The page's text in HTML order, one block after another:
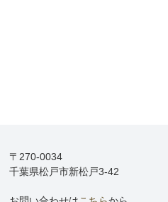
〒270-0034
千葉県松戸市新松戸3-42